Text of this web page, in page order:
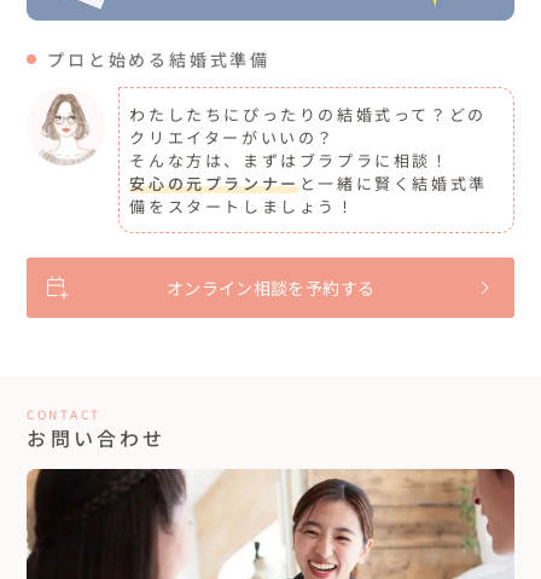
プロと始める結婚式準備
わたしたちにぴったりの結婚式って？どの
クリエイターがいいの？
そんな方は、まずはブラプラに相談！
安心の元プランナーと一緒に賢く結婚式準
備をスタートしましょう！
オンライン相談を予約する
CONTACT
お問い合わせ